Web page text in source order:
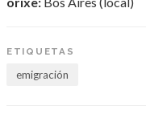
ETIQUETAS
emigración